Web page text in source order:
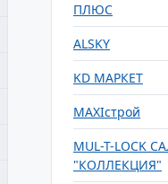
ПЛЮС
ALSKY
KD МАРКЕТ
MAXIстрой
MUL-T-LOCK
"КОЛЛЕКЦИЯ"